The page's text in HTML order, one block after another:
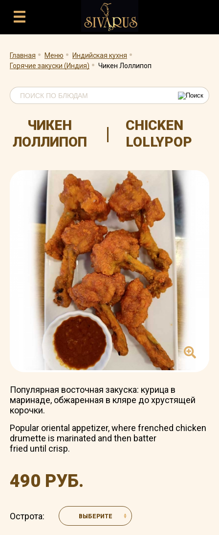
Главная . Меню . Индийская кухня .
Горячие закуски (Индия). Чикен Лоллипоп
ЧИКЕН
ЛОЛЛИПОП
|
CHICKEN
LOLLYPOP
Популярная восточная закуска: курица в
маринаде, обжаренная в кляре до хрустящей
корочки.
Popular oriental appetizer, where frenched chicken
drumette is marinated and then batter
fried until crisp.
490 РУБ.
Острота: ВЫБЕРИТЕ